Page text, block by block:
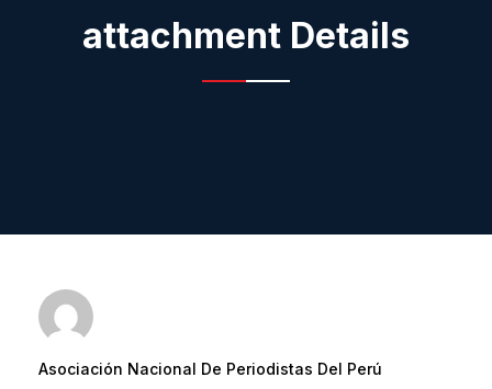
attachment Details
Asociación Nacional De Periodistas Del Perú